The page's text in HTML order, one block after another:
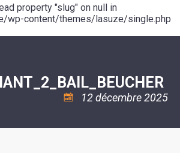
property "slug" on null in
wp-content/themes/lasuze/single.php
12 décembre 2025